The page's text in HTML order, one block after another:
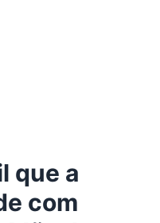
que a
com